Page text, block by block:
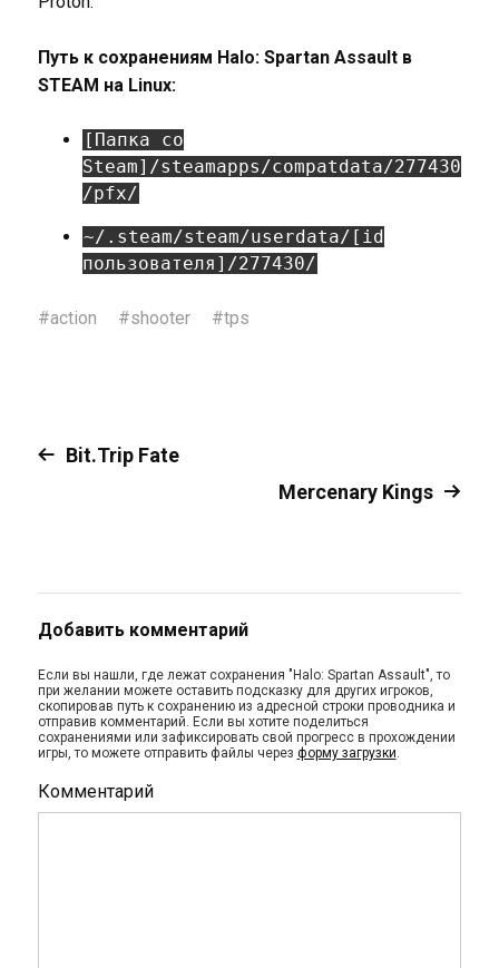
Путь к сохранениям Halo: Spartan Assault в
STEAM на Linux:
[Папка со
Steam]/steamapps/compatdata/277430
/pfx/
~/.steam/steam/userdata/[id
пользователя]/277430/
#action #shooter #tps
Bit.Trip Fate
Mercenary Kings
Добавить комментарий
Если вы нашли, где лежат сохранения "Halo: Spartan Assault", то
при желании можете оставить подсказку для других игроков,
скопировав путь к сохранению из адресной строки проводника и
отправив комментарий. Если вы хотите поделиться
сохранениями или зафиксировать свой прогресс в прохождении
игры, то можете отправить файлы через форму загрузки.
Комментарий